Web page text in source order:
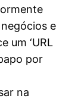
e
um ‘URL
por
na